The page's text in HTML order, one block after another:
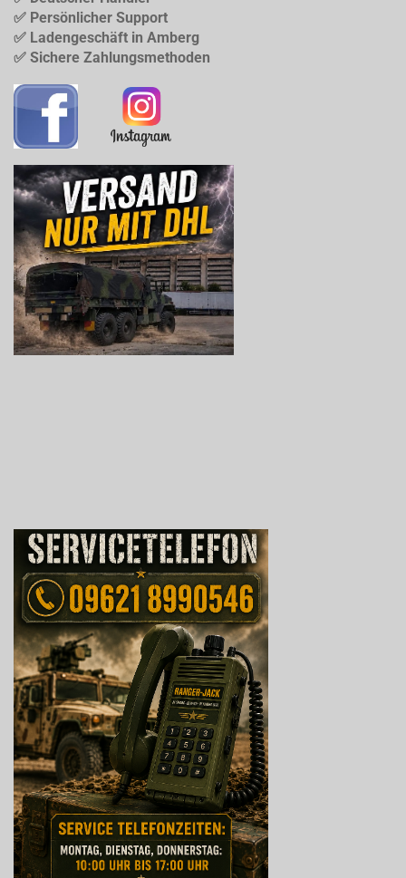
✅ Persönlicher Support
✅ Ladengeschäft in Amberg
✅ Sichere Zahlungsmethoden